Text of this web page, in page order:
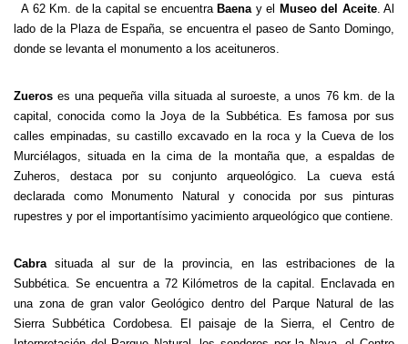
A 62 Km. de la capital se encuentra Baenay el Museo del Aceite. Al
lado de la Plaza de España, se encuentra el paseo de Santo Domingo,
donde se levanta el monumento a los aceituneros.
Zueros es una pequeña villa situada al suroeste, a unos 76 km. de la
capital, conocida como la Joya de la Subbética. Es famosa por sus
calles empinadas, su castillo excavado en la roca y la Cueva de los
Murciélagos, situada en la cima de la montaña que, a espaldas de
Zuheros, destaca por su conjunto arqueológico. La cueva está
declarada como Monumento Natural y conocida por sus pinturas
rupestres y por el importantísimo yacimiento arqueológico que contiene.
Cabrasituada al sur de la provincia, en las estribaciones de la
Subbética. Se encuentra a 72 Kilómetros de la capital. Enclavada en
una zona de gran valor Geológico dentro del Parque Natural de las
Sierra Subbética Cordobesa. El paisaje de la Sierra, el Centro de